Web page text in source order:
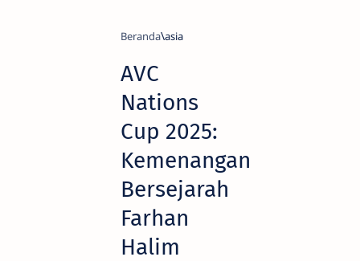
Beranda asia
AVC
Nations
Cup 2025:
Kemenangan
Bersejarah
Farhan
Halim